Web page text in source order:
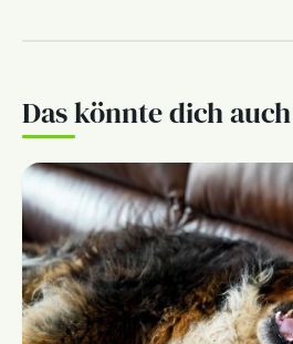
Das könnte dich